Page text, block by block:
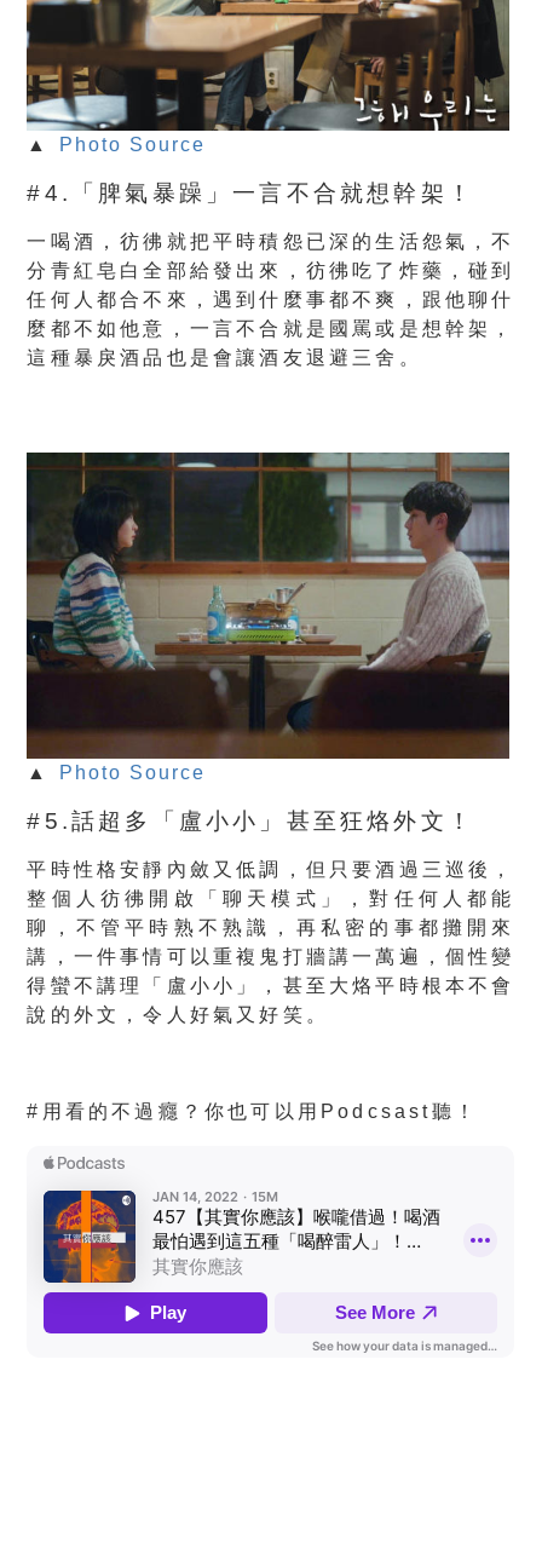
▲ Photo Source
#4.「脾氣暴躁」一言不合就想幹架！
一喝酒，彷彿就把平時積怨已深的生活怨氣，不
分青紅皂白全部給發出來，彷彿吃了炸藥，碰到
任何人都合不來，遇到什麼事都不爽，跟他聊什
麼都不如他意，一言不合就是國罵或是想幹架，
這種暴戾酒品也是會讓酒友退避三舍。
▲ Photo Source
#5.話超多「盧小小」甚至狂烙外文！
平時性格安靜內斂又低調，但只要酒過三巡後，
整個人彷彿開啟「聊天模式」，對任何人都能
聊，不管平時熟不熟識，再私密的事都攤開來
講，一件事情可以重複鬼打牆講一萬遍，個性變
得蠻不講理「盧小小」，甚至大烙平時根本不會
說的外文，令人好氣又好笑。
#用看的不過癮？你也可以用Podcsast聽！